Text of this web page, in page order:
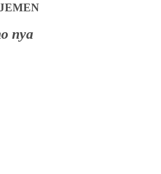
nya